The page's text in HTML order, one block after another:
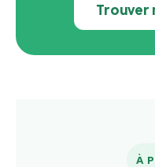
Trouver
À